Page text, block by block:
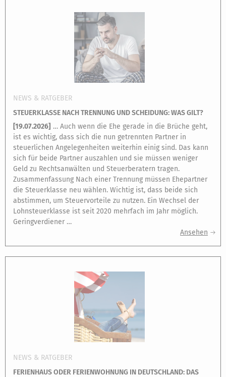
NEWS & RATGEBER
STEUERKLASSE NACH TRENNUNG UND SCHEIDUNG: WAS GILT?
[19.07.2026] … Auch wenn die Ehe gerade in die Brüche geht,
ist es wichtig, dass sich die nun getrennten Partner in
steuerlichen Angelegenheiten weiterhin einig sind. Das kann
sich für beide Partner auszahlen und sie müssen weniger
Geld zu Rechtsanwälten und Steuerberatern tragen.
Zusammenfassung Nach einer Trennung müssen Ehepartner
die Steuerklasse neu wählen. Wichtig ist, dass beide sich
abstimmen, um Steuervorteile zu nutzen. Ein Wechsel der
Lohnsteuerklasse ist seit 2020 mehrfach im Jahr möglich.
Geringverdiener …
Ansehen
NEWS & RATGEBER
FERIENHAUS ODER FERIENWOHNUNG IN DEUTSCHLAND: DAS